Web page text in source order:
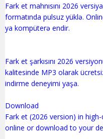
Fark et mahnısını 2026
formatında pulsuz yüklə.
ya kompüterə endir.
Fark et şarkısını 2026
kalitesinde MP3 olarak
indirme deneyimi yaşa.
Download
Fark et (2026 version) in
online or download to your